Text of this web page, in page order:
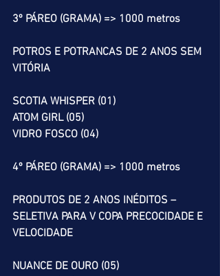
3º PÁREO (GRAMA) => 1000 metros
POTROS E POTRANCAS DE 2 ANOS SEM
VITÓRIA
SCOTIA WHISPER (01)
ATOM GIRL (05)
VIDRO FOSCO (04)
4º PÁREO (GRAMA) => 1000 metros
PRODUTOS DE 2 ANOS INÉDITOS –
SELETIVA PARA V COPA PRECOCIDADE E
VELOCIDADE
NUANCE DE OURO (05)